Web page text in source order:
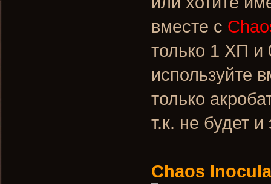
вместе с
только 1 ХП и
используйте
только
т.к. не будет
Chaos